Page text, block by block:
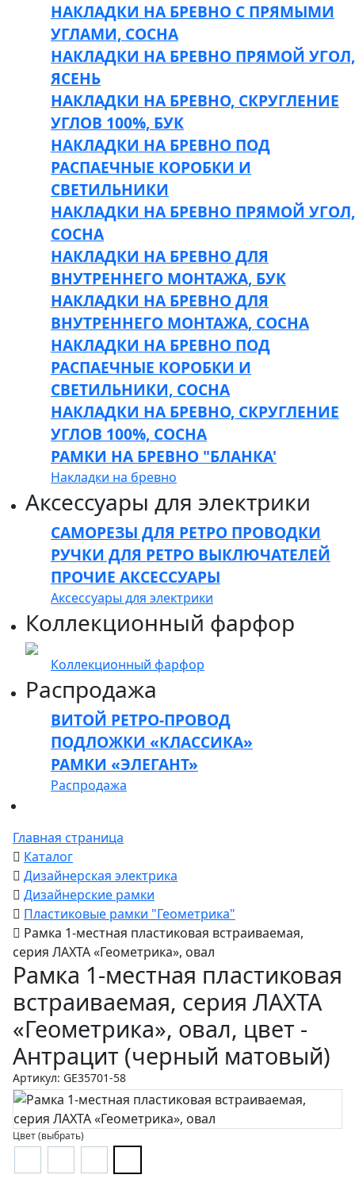
НАКЛАДКИ НА БРЕВНО С ПРЯМЫМИ
УГЛАМИ, СОСНА
НАКЛАДКИ НА БРЕВНО ПРЯМОЙ УГОЛ,
ЯСЕНЬ
НАКЛАДКИ НА БРЕВНО, СКРУГЛЕНИЕ
УГЛОВ 100%, БУК
НАКЛАДКИ НА БРЕВНО ПОД
РАСПАЕЧНЫЕ КОРОБКИ И
СВЕТИЛЬНИКИ
НАКЛАДКИ НА БРЕВНО ПРЯМОЙ УГОЛ,
СОСНА
НАКЛАДКИ НА БРЕВНО ДЛЯ
ВНУТРЕННЕГО МОНТАЖА, БУК
НАКЛАДКИ НА БРЕВНО ДЛЯ
ВНУТРЕННЕГО МОНТАЖА, СОСНА
НАКЛАДКИ НА БРЕВНО ПОД
РАСПАЕЧНЫЕ КОРОБКИ И
СВЕТИЛЬНИКИ, СОСНА
НАКЛАДКИ НА БРЕВНО, СКРУГЛЕНИЕ
УГЛОВ 100%, СОСНА
РАМКИ НА БРЕВНО "БЛАНКА'
Накладки на бревно
Аксессуары для электрики
САМОРЕЗЫ ДЛЯ РЕТРО ПРОВОДКИ
РУЧКИ ДЛЯ РЕТРО ВЫКЛЮЧАТЕЛЕЙ
ПРОЧИЕ АКСЕССУАРЫ
Аксессуары для электрики
Коллекционный фарфор
Коллекционный фарфор
Распродажа
ВИТОЙ РЕТРО-ПРОВОД
ПОДЛОЖКИ «КЛАССИКА»
РАМКИ «ЭЛЕГАНТ»
Распродажа
Главная страница
Каталог
Дизайнерская электрика
Дизайнерские рамки
Пластиковые рамки "Геометрика"
Рамка 1-местная пластиковая встраиваемая,
серия ЛАХТА «Геометрика», овал
Рамка 1-местная пластиковая
встраиваемая, серия ЛАХТА
«Геометрика», овал, цвет -
Антрацит (черный матовый)
Артикул: GE35701-58
Цвет (выбрать)